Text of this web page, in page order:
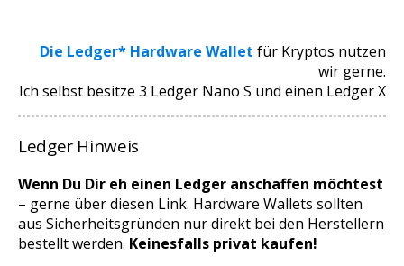
Die Ledger* Hardware Wallet für Kryptos nutzen
wir gerne.
Ich selbst besitze 3 Ledger Nano S und einen Ledger X
Ledger Hinweis
Wenn Du Dir eh einen Ledger anschaffen möchtest
– gerne über diesen Link. Hardware Wallets sollten
aus Sicherheitsgründen nur direkt bei den Herstellern
bestellt werden. Keinesfalls privat kaufen!